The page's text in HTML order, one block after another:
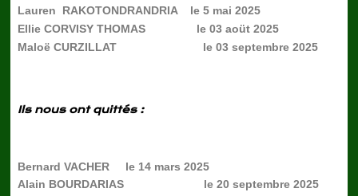
Lauren RAKOTONDRANDRIA le 5 mai 2025
Ellie CORVISY THOMAS le 03 aoüt 2025
Maloë CURZILLAT le 03 septembre 2025
Ils nous ont quittés :
Bernard VACHER le 14 mars 2025
Alain BOURDARIAS le 20 septembre 2025